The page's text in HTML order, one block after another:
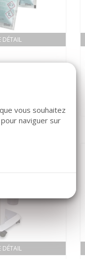
DÉTAIL
55 €
DÉTAIL
vous souhaitez
naviguer sur